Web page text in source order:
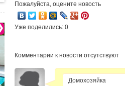
Пожалуйста, оцените новость
Уже поделились: 0
Комментарии к новости отсутствуют